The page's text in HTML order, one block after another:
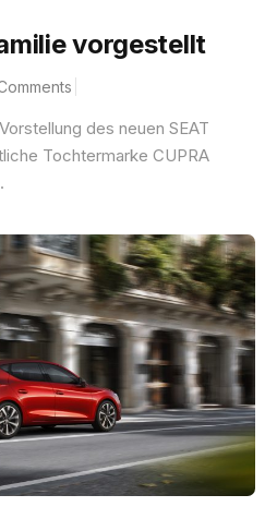
vorgestellt
des neuen SEAT
Tochtermarke CUPRA